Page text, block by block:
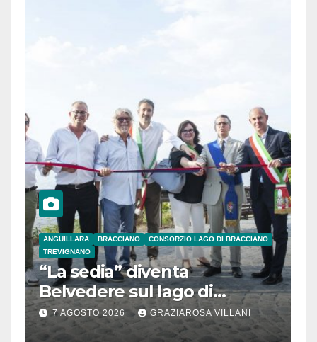
ANGUILLARA BRACCIANO
CONSORZIO LAGO DI BRACCIANO
TREVIGNANO
“La sedia” diventa
Belvedere sul lago di
Bracciano: ieri
l’inaugurazione
7 AGOSTO 2026 GRAZIAROSA VILLANI